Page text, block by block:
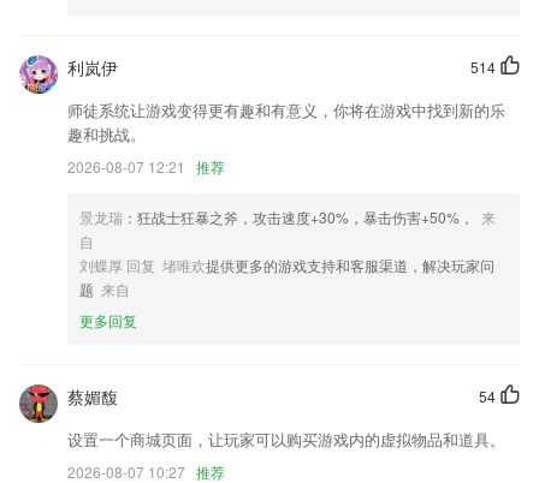
优化登录异常问题
运维首页改版，使用常用工具和进入控制台更快速，接入50云产品
经纪人可通过IM 给客户推送房源卡片
修复签名错误
解决已知问题,优化产品体验
优化UI界面布局；
联系我们
以上就是河马剧场免费下载安装的介绍，如果您喜欢这款软件，您可以到
应用商店进行打分评论，说出您的使用经历，以帮助我们更好的对产品进
514
利岚伊
师徒系统让游戏变得更有趣和有意义，你将在游戏中找到新的乐
趣和挑战。
2026-08-07 12:21 推荐
景龙瑞 ：狂战士狂暴之斧，攻击速度+30%，暴击伤害+50%，
来
自
刘蝶厚 回复 堵唯欢提供更多的游戏支持和客服渠道，解决玩家问
题 来自
更多回复
54
蔡媚馥
设置一个商城页面，让玩家可以购买游戏内的虚拟物品和道具。
2026-08-07 10:27 推荐